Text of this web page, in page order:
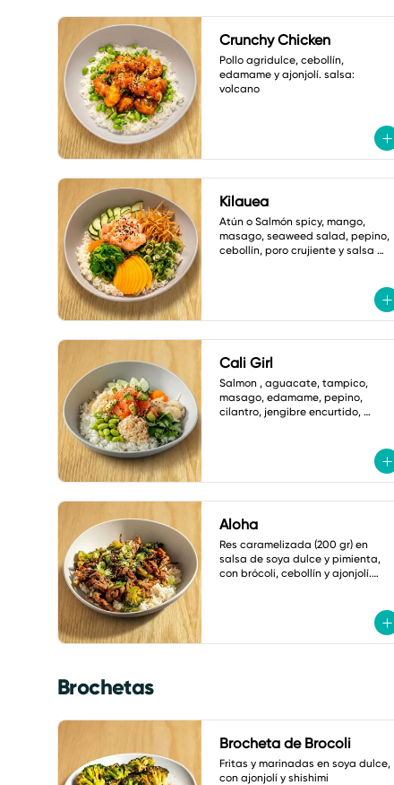
Crunchy Chicken
Pollo agridulce, cebollín,
edamame y ajonjolí. salsa:
volcano
Kilauea
Atún o Salmón spicy, mango,
masago, seaweed salad, pepino,
cebollín, poro crujiente y salsa
Cali Girl
Salmon , aguacate, tampico,
masago, edamame, pepino,
cilantro, jengibre encurtido,
Aloha
Res caramelizada (200 gr) en
salsa de soya dulce y pimienta,
con brócoli, cebollín y ajonjolí.
Brochetas
Brocheta de Brocoli
Fritas y marinadas en soya dulce,
con ajonjolí y shishimi